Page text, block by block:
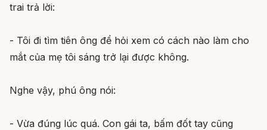
trai trả lời:
- Tôi đi tìm tiên ông để hỏi xem có cách nào làm cho
mắt của mẹ tôi sáng trở lại được không.
Nghe vậy, phú ông nói:
- Vừa đúng lúc quá. Con gái ta, bấm đốt tay cũng